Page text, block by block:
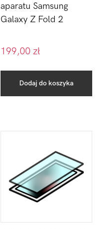
aparatu Samsung
Galaxy Z Fold 2
199,00 zł
Dodaj do koszyka